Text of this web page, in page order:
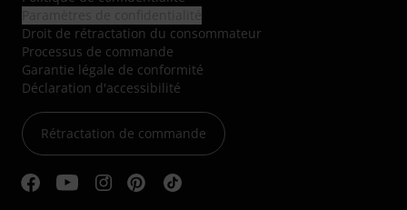
Droit de rétractation du consommateur
Processus de commande
Garantie légale de conformité
Déclaration d'accessibilité
Rétractation de commande